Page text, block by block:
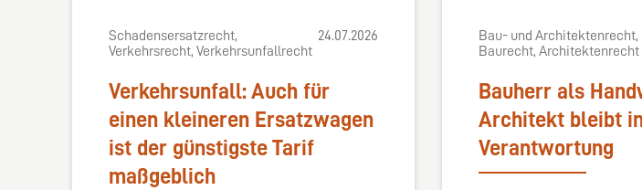
Schadensersatzrecht,
Verkehrsrecht, Verkehrsunfallrecht
24.07.2026
Verkehrsunfall: Auch für
einen kleineren Ersatzwagen
ist der günstigste Tarif
maßgeblich
Bau- und Architektenrecht,
Baurecht, Architektenrecht
Bauherr als
Architekt bleibt
Verantwortung